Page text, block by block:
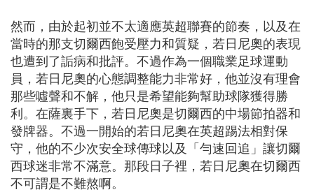
然而，由於起初並不太適應英超聯賽的節奏，以及在
當時的那支切爾西飽受壓力和質疑，若日尼奧的表現
也遭到了詬病和批評。不過作為一個職業足球運動
員，若日尼奧的心態調整能力非常好，他並沒有理會
那些噓聲和不解，他只是希望能夠幫助球隊獲得勝
利。在薩裏手下，若日尼奧是切爾西的中場節拍器和
發牌器。不過一開始的若日尼奧在英超踢法相對保
守，他的不少次安全球傳球以及「勻速回追」讓切爾
西球迷非常不滿意。那段日子裡，若日尼奧在切爾西
不可謂是不難熬啊。